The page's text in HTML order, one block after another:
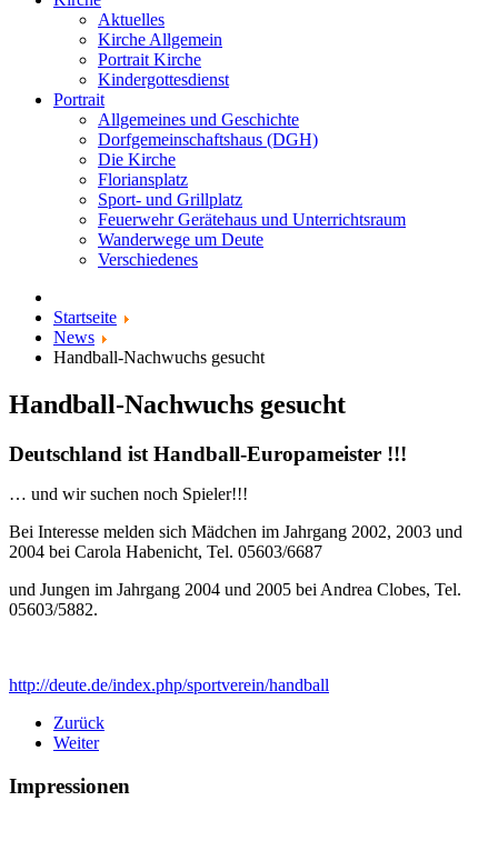
Aktuelles
Kirche Allgemein
Portrait Kirche
Kindergottesdienst
Portrait
Allgemeines und Geschichte
Dorfgemeinschaftshaus (DGH)
Die Kirche
Floriansplatz
Sport- und Grillplatz
Feuerwehr Gerätehaus und Unterrichtsraum
Wanderwege um Deute
Verschiedenes
Startseite
News
Handball-Nachwuchs gesucht
Handball-Nachwuchs gesucht
Deutschland ist Handball-Europameister !!!
… und wir suchen noch Spieler!!!
Bei Interesse melden sich Mädchen im Jahrgang 2002, 2003 und
2004 bei Carola Habenicht, Tel. 05603/6687
und Jungen im Jahrgang 2004 und 2005 bei Andrea Clobes, Tel.
05603/5882.
http://deute.de/index.php/sportverein/handball
Zurück
Weiter
Impressionen